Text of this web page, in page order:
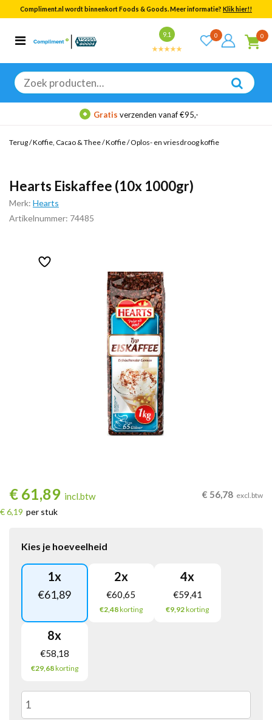
Compliment.nl wordt binnenkort Foods & Goods. Meer informatie? Klik hier!!
9.1 0 0
Zoeken
naar:
Categorieën
Bekijk alle resultaten
Gratis verzenden vanaf €95,-
Terug/Koffie, Cacao & Thee/Koffie/Oplos- en vriesdroog koffie
Hearts Eiskaffee (10x 1000gr)
Merk: Hearts
Artikelnummer: 74485
€ 61,89 incl.btw
€ 6,19 per stuk
€ 56,78 excl.btw
Kies je hoeveelheid
1x
€61,89
2x
€60,65
€2,48korting
4x
€59,41
€9,92korting
8x
€58,18
€29,68korting
Hearts